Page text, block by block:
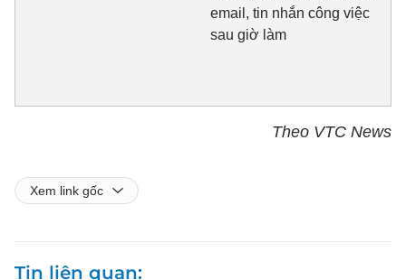
email, tin nhắn công việc
sau giờ làm
Theo VTC News
Xem link gốc
Tin liên quan